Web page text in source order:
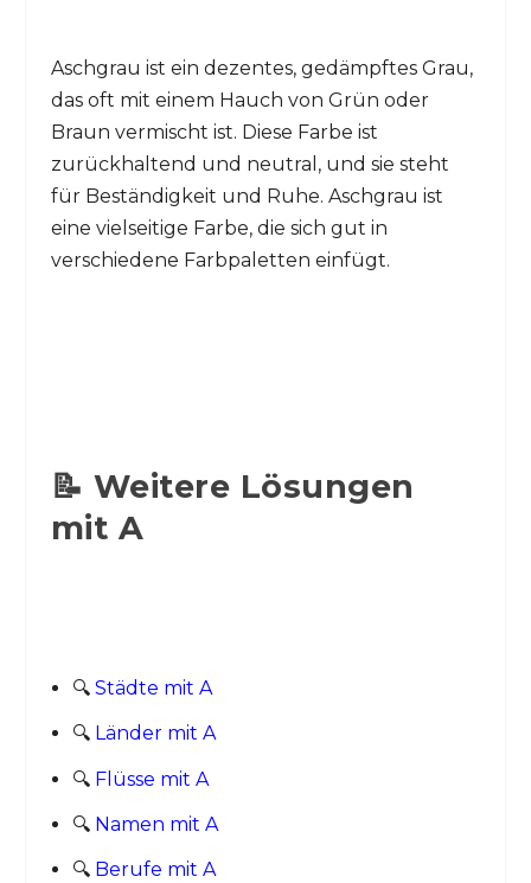
Aschgrau ist ein dezentes, gedämpftes Grau,
das oft mit einem Hauch von Grün oder
Braun vermischt ist. Diese Farbe ist
zurückhaltend und neutral, und sie steht
für Beständigkeit und Ruhe. Aschgrau ist
eine vielseitige Farbe, die sich gut in
verschiedene Farbpaletten einfügt.
📝 Weitere Lösungen
mit A
🔍 Städte mit A
🔍 Länder mit A
🔍 Flüsse mit A
🔍 Namen mit A
🔍 Berufe mit A